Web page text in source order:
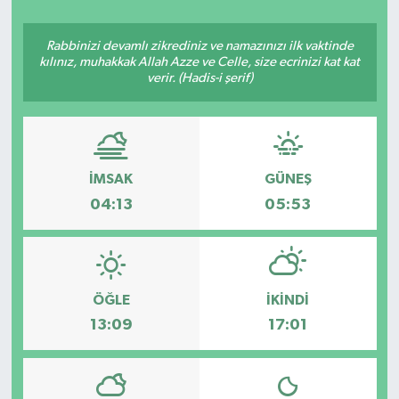
Rabbinizi devamlı zikrediniz ve namazınızı ilk vaktinde
kılınız, muhakkak Allah Azze ve Celle, size ecrinizi kat kat
verir. (Hadis-i şerif)
İMSAK
04:13
GÜNEŞ
05:53
ÖĞLE
13:09
İKINDI
17:01
EĞİTİM
EKONOMİ
English News
Finans
Flaş Haber
Gayrimenkul